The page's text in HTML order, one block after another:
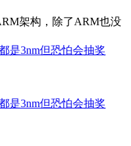
架构，除了ARM也没
是3nm但恐怕会抽奖
是3nm但恐怕会抽奖